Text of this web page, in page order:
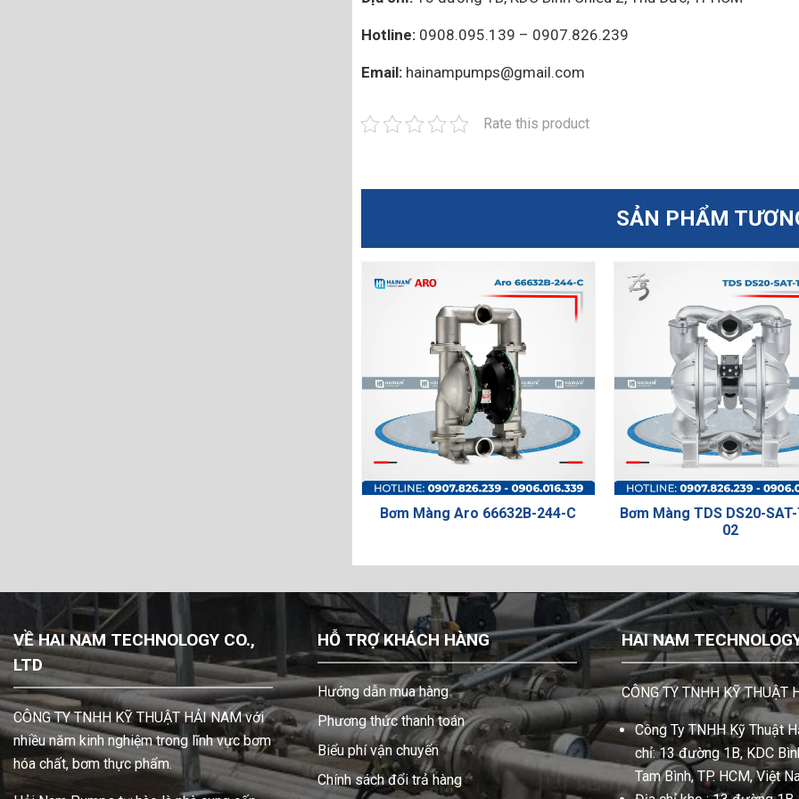
Hotline:0908.095.139 – 0907.826.239
Email:hainampumps@gmail.com
Rate this product
SẢN PHẨM
Bơm Màng Aro 66632B-244-C
Bơm Màng TDS DS20-SAT-TSTS-
Bơm
VỀ HAI NAM TECHNOLOGY CO.,
LTD
CÔNG TY TNHH KỸ THUẬT HẢI NAM với
nhiều năm kinh nghiệm trong lĩnh vực bơm
hóa chất, bơm thực phẩm.
HỖ TRỢ KHÁCH HÀNG
Hướng dẫn mua hàng
Phương thức thanh toán
Biểu phí vận chuyển
Chính sách đổi trả hàng
HAI NAM
CÔNG TY TNHH KỸ THUẬT
Công Ty TNHH Kỹ Thuật
chỉ: 13 đường 1B, KDC
Tam Bình, TP. HCM, Việt